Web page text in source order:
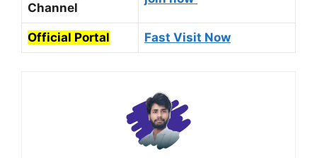
Channel
Official Portal Fast Visit Now